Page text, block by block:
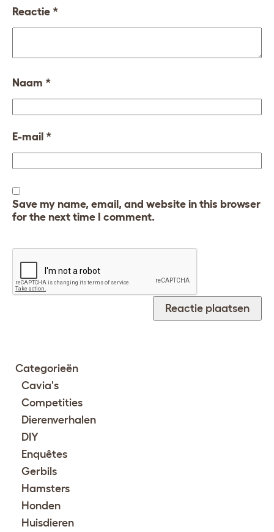
Reactie *
Naam *
E-mail *
Save my name, email, and website in this browser
for the next time I comment.
Categorieën
Cavia's
Competities
Dierenverhalen
DIY
Enquêtes
Gerbils
Hamsters
Honden
Huisdieren